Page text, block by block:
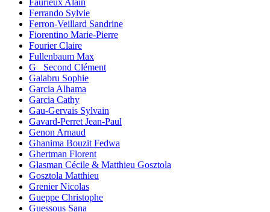
Faurieux Alain
Ferrando Sylvie
Ferron-Veillard Sandrine
Fiorentino Marie-Pierre
Fourier Claire
Fullenbaum Max
G_ Second Clément
Galabru Sophie
Garcia Alhama
Garcia Cathy
Gau-Gervais Sylvain
Gavard-Perret Jean-Paul
Genon Arnaud
Ghanima Bouzit Fedwa
Ghertman Florent
Glasman Cécile & Matthieu Gosztola
Gosztola Matthieu
Grenier Nicolas
Gueppe Christophe
Guessous Sana